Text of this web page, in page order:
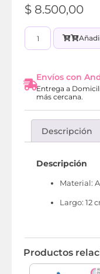
$ 8.500,00
Envíos con
Entrega a
más cercana.
Descripción
Descripción
Material:
Largo: 12
Productos